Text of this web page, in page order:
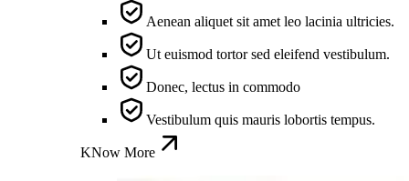
Aenean aliquet sit amet leo lacinia ultricies.
Ut euismod tortor sed eleifend vestibulum.
Donec, lectus in commodo
Vestibulum quis mauris lobortis tempus.
KNow More